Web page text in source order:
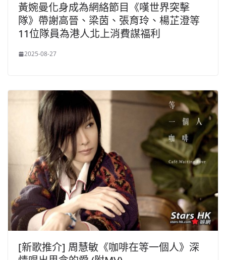
黃婉曼化身成為網絡節目《嘆世界突擊
隊》帶謝高晉、梁茵、張育玲、楊芷澄等
11位隊員為港人北上消費謀福利
2025-08-27
[新歌推介] 周慧敏《咖啡在等一個人》深